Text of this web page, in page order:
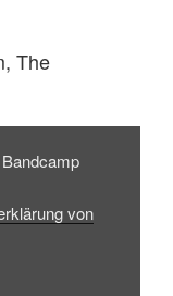
The
von